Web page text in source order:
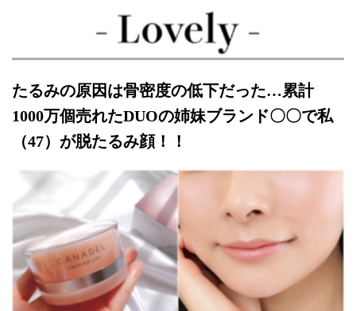
たるみの原因は骨密度の低下だった…累計
1000万個売れたDUOの姉妹ブランド〇〇で私
（47）が脱たるみ顔！！